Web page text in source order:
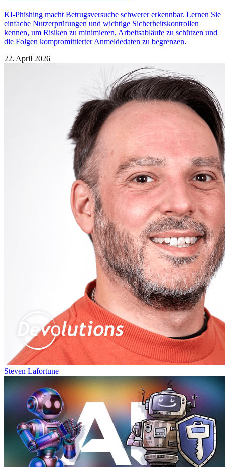
KI-Phishing macht Betrugsversuche schwerer erkennbar. Lernen Sie
einfache Nutzerprüfungen und wichtige Sicherheitskontrollen
kennen, um Risiken zu minimieren, Arbeitsabläufe zu schützen und
die Folgen kompromittierter Anmeldedaten zu begrenzen.
22. April 2026
Steven Lafortune